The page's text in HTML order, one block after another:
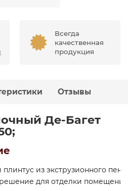
Всегда
качественная
продукция
Отзывы
Де-Багет
из экструзионного
для отделки